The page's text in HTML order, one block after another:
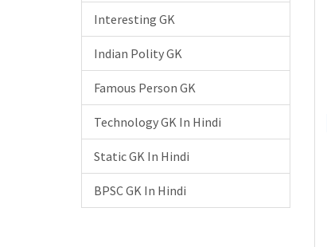
Interesting GK
Indian Polity GK
Famous Person GK
Technology GK In Hindi
Static GK In Hindi
BPSC GK In Hindi